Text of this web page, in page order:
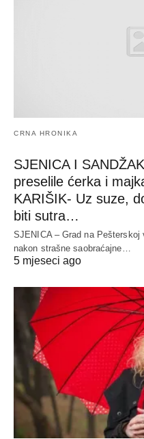
CRNA HRONIKA
SJENICA I
preselile ćerka i
KARIŠIK- Uz suze,
biti sutra…
SJENICA – Grad na
nakon strašne saobraćajne…
5 mjeseci ago